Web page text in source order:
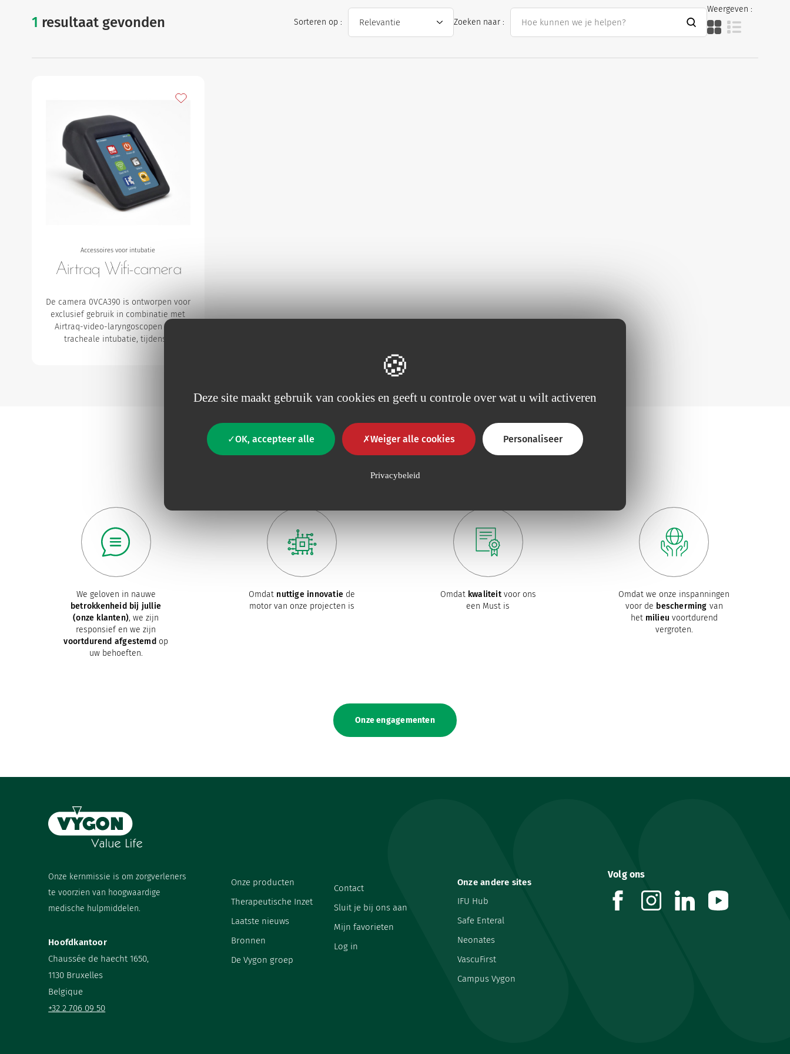
Deze site maakt gebruik van cookies en geeft u controle over wat u wilt activeren
OK, accepteer alle Weiger alle cookies Personaliseer
Privacybeleid
Gynaecologie
1 resultaat gevonden accessoires voor intubatie
Sorteren op : Zoeken naar :
Weergeven :
Accessoires voor intubatie
Airtraq Wifi-camera
De camera 0VCA390 is ontworpen voor
exclusief gebruik in combinatie met
Airtraq-video-laryngoscopen voor
tracheale intubatie, tijdens…
Toevoegen aan mijn favorieten
We geloven in nauwe
betrokkenheid bij jullie
(onze klanten), we zijn
responsief en we zijn
voortdurend afgestemd op
uw behoeften.
Omdat nuttige innovatiede
motor van onze projecten is
Omdat kwaliteitvoor ons
een Must is
Omdat we onze inspanningen
voor de bescherming van
het milieu voortdurend
vergroten.
Onze engagementen
Onze kernmissie is om zorgverleners
te voorzien van hoogwaardige
medische hulpmiddelen.
Hoofdkantoor
Chaussée de haecht 1650,
1130 Bruxelles
Belgique
+32 2 706 09 50
Onze producten
Therapeutische Inzet
Laatste nieuws
Bronnen
De Vygon groep
Contact
Sluit je bij ons aan
Mijn favorieten
Log in
Onze andere sites
IFU Hub
Safe Enteral
Neonates
VascuFirst
Campus Vygon
Volg ons
facebookinstagramlinkedin